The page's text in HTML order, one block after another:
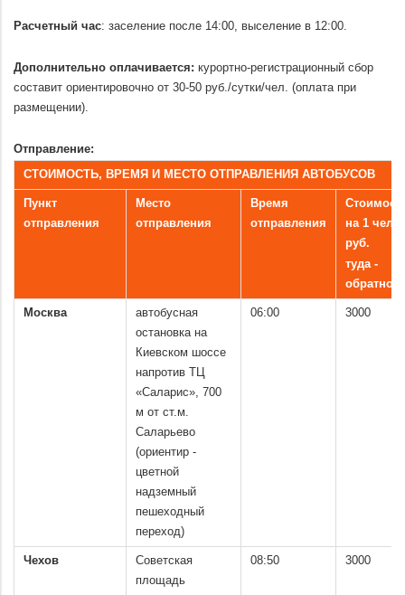
Расчетный час: заселение после 14:00, выселение в 12:00.
Дополнительно оплачивается: курортно-регистрационный сбор
составит ориентировочно от 30-50 руб./сутки/чел. (оплата при
размещении).
Отправление:
СТОИМОСТЬ, ВРЕМЯ И МЕСТО ОТПРАВЛЕНИЯ АВТОБУСОВ
Пункт
отправления
Место
отправления
Время
отправления
на 1 чел./
руб.
туда -
обратно
Москва
автобусная
остановка на
Киевском шоссе
напротив ТЦ
«Саларис», 700
м от ст.м.
Саларьево
(ориентир -
цветной
надземный
пешеходный
переход)
06:00 3000
Чехов
Советская
площадь
08:50 3000